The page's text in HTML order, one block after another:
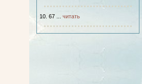
10. 67 ... читать